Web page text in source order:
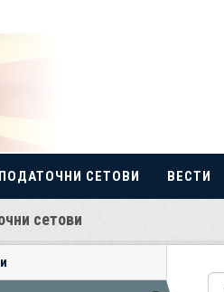
ПОДАТОЧНИ СЕТОВИ ВЕСТИ
сетови